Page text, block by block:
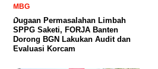
MBG
Dugaan Permasalahan Limbah
SPPG Saketi, FORJA Banten
Dorong BGN Lakukan Audit dan
Evaluasi Korcam